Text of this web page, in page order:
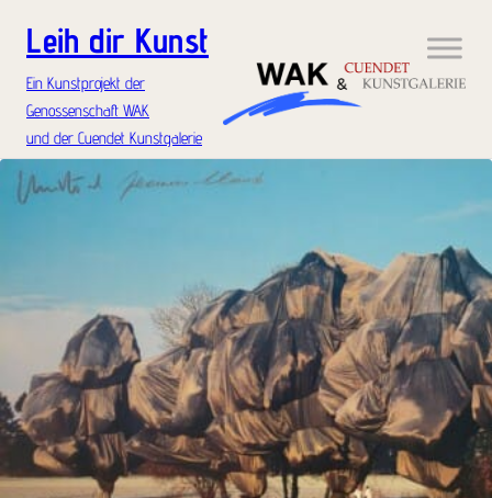
Leih dir Kunst
Ein Kunstprojekt der
Genossenschaft WAK
und der Cuendet Kunstgalerie